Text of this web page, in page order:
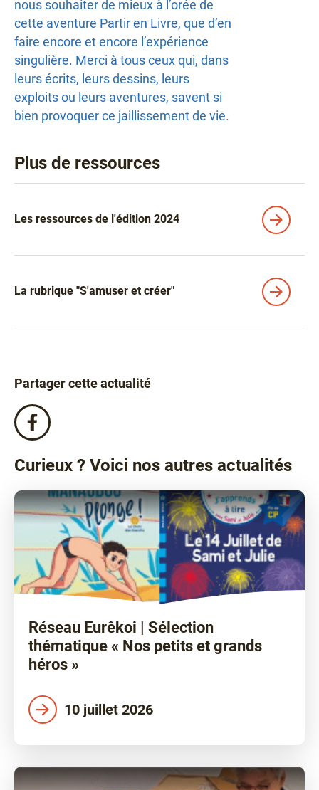
nous souhaiter de mieux à l’orée de
cette aventure Partir en Livre, que d’en
faire encore et encore l’expérience
singulière. Merci à tous ceux qui, dans
leurs écrits, leurs dessins, leurs
exploits ou leurs aventures, savent si
bien provoquer ce jaillissement de vie.
Plus de ressources
Les ressources de l'édition 2024
La rubrique "S'amuser et créer"
Partager cette actualité
Partagez
cette
actualité
sur
!
Curieux ? Voici nos autres actualités
Réseau Eurêkoi | Sélection
thématique « Nos petits et grands
héros »
10 juillet 2026